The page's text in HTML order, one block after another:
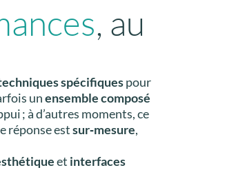
, au
spécifiquespour
unensemble composé
; à d’autres moments, ce
réponse estsur‑mesure,
et interfaces